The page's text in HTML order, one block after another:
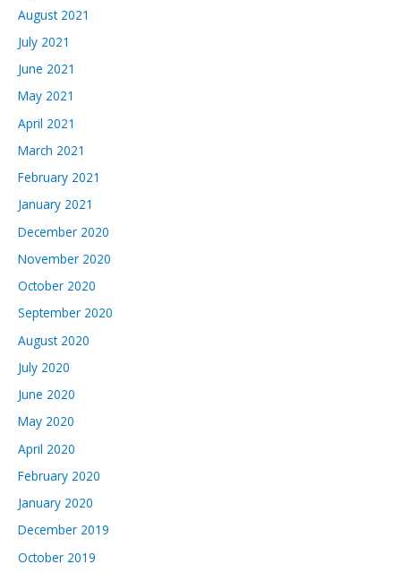
August 2021
July 2021
June 2021
May 2021
April 2021
March 2021
February 2021
January 2021
December 2020
November 2020
October 2020
September 2020
August 2020
July 2020
June 2020
May 2020
April 2020
February 2020
January 2020
December 2019
October 2019